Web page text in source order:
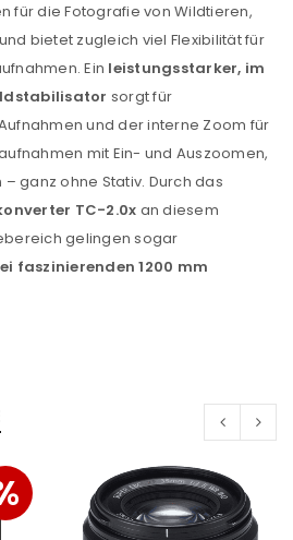
für die Fotografie von Wildtieren,
bietet zugleich viel Flexibilität für
Ein leistungsstarker, im
sorgt für
und der interne Zoom für
mit Ein- und Auszoomen,
ganz ohne Stativ. Durch das
TC-2.0x an diesem
gelingen sogar
faszinierenden 1200 mm